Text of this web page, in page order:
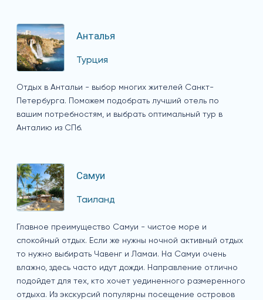
Анталья
Турция
Отдых в Антальи - выбор многих жителей Санкт-
Петербурга. Поможем подобрать лучший отель по
вашим потребностям, и выбрать оптимальный тур в
Анталию из СПб.
Самуи
Таиланд
Главное преимущество Самуи - чистое море и
спокойный отдых. Если же нужны ночной активный отдых
то нужно выбирать Чавенг и Ламаи. На Самуи очень
влажно, здесь часто идут дожди. Направление отлично
подойдет для тех, кто хочет уединенного размеренного
отдыха. Из экскурсий популярны посещение островов